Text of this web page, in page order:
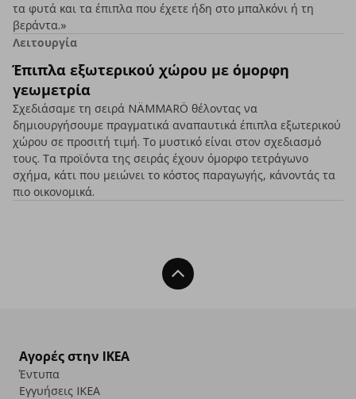
τα φυτά και τα έπιπλα που έχετε ήδη στο μπαλκόνι ή τη
βεράντα.»
Λειτουργία
Έπιπλα εξωτερικού χώρου με όμορφη
γεωμετρία
Σχεδιάσαμε τη σειρά NÄMMARÖ θέλοντας να
δημιουργήσουμε πραγματικά αναπαυτικά έπιπλα εξωτερικού
χώρου σε προσιτή τιμή. Το μυστικό είναι στον σχεδιασμό
τους. Τα προϊόντα της σειράς έχουν όμορφο τετράγωνο
σχήμα, κάτι που μειώνει το κόστος παραγωγής, κάνοντάς τα
πιο οικονομικά.
Back To Top
Αγορές στην IKEA
Έντυπα
Εγγυήσεις IKEA